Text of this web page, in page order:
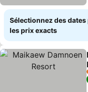
Sélectionnez des
les prix exacts